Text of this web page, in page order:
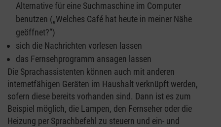
Alternative für eine Suchmaschine im Computer
benutzen („Welches Café hat heute in meiner Nähe
geöffnet?“)
sich die Nachrichten vorlesen lassen
das Fernsehprogramm ansagen lassen
Die Sprachassistenten können auch mit anderen
internetfähigen Geräten im Haushalt verknüpft werden,
sofern diese bereits vorhanden sind. Dann ist es zum
Beispiel möglich, die Lampen, den Fernseher oder die
Heizung per Sprachbefehl zu steuern und ein- und